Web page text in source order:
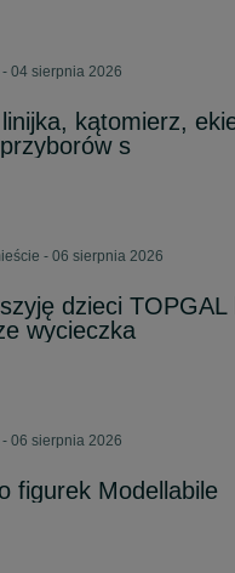
- 04 sierpnia 2026
kątomierz,
s
- 06 sierpnia 2026
dzieci
wycieczka
06 sierpnia 2026
figurek Modellabile